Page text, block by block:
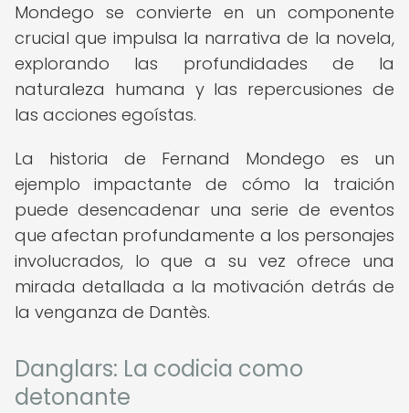
Mondego se convierte en un componente
crucial que impulsa la narrativa de la novela,
explorando las profundidades de la
naturaleza humana y las repercusiones de
las acciones egoístas.
La historia de Fernand Mondego es un
ejemplo impactante de cómo la traición
puede desencadenar una serie de eventos
que afectan profundamente a los personajes
involucrados, lo que a su vez ofrece una
mirada detallada a la motivación detrás de
la venganza de Dantès.
Danglars: La codicia como
detonante